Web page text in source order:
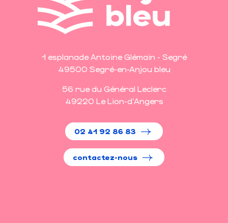
1 esplanade Antoine Glémain - Segré
49500 Segré-en-Anjou bleu
56 rue du Général Leclerc
49220 Le Lion-d'Angers
02 41 92 86 83
contactez-nous